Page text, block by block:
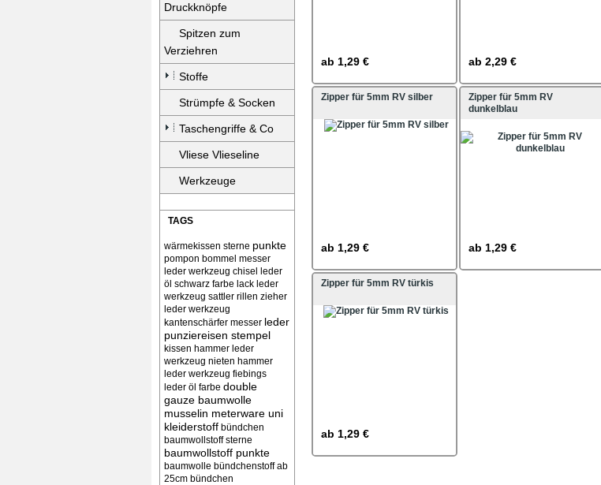
Druckknöpfe
Spitzen zum
Verziehren
Stoffe
Strümpfe & Socken
Taschengriffe & Co
Vliese Vlieseline
Werkzeuge
TAGS
wärmekissen sterne punkte
pompon bommel messer
leder werkzeug chisel
leder
öl schwarz farbe lack leder
werkzeug sattler rillen zieher
leder werkzeug
kantenschärfer messer leder
punziereisen stempel
kissen hammer leder
werkzeug nieten hammer
leder werkzeug fiebings
leder öl farbe double
gauze baumwolle
musselin meterware uni
kleiderstoff bündchen
baumwollstoff sterne
baumwollstoff punkte
baumwolle bündchenstoff ab
25cm bündchen
ab 1,29 € ab 2,29 €
Zipper für 5mm RV silber
ab 1,29 €
Zipper für 5mm RV
dunkelblau
ab 1,29 €
Zipper für 5mm RV türkis
ab 1,29 €